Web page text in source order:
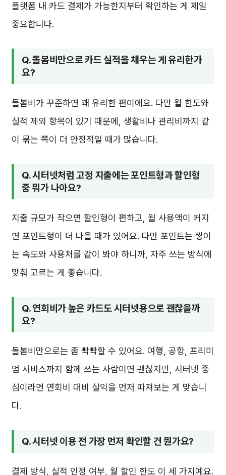
플랫폼 내 카드 결제가 가능한지부터 확인하는 게 제일
중요합니다.
Q. 돌봄비만으로 카드 실적을 채우는 게 유리한가
요?
돌봄비가 꾸준하면 꽤 유리한 편이에요. 다만 월 한도와
실적 제외 항목이 있기 때문에, 생활비나 관리비까지 같
이 묶는 쪽이 더 안정적일 때가 많습니다.
Q. 시터넷처럼 고정 지출에는 포인트형과 할인형
중 뭐가 나아요?
지출 규모가 작으면 할인형이 편하고, 월 사용액이 커지
면 포인트형이 더 나을 때가 있어요. 다만 포인트는 쌓이
는 속도와 사용처를 같이 봐야 하니까, 자주 쓰는 방식에
맞춰 고르는 게 좋습니다.
Q. 연회비가 높은 카드도 시터넷용으로 괜찮을까
요?
돌봄비만으로는 좀 빡빡할 수 있어요. 여행, 공항, 프리미
엄 서비스까지 함께 쓰는 사람이면 괜찮지만, 시터넷 중
심이라면 연회비 대비 실익을 먼저 따져보는 게 맞습니
다.
Q. 시터넷 이용 전 가장 먼저 확인할 건 뭔가요?
결제 방식, 실적 인정 여부, 월 할인 한도 이 세 가지예요.